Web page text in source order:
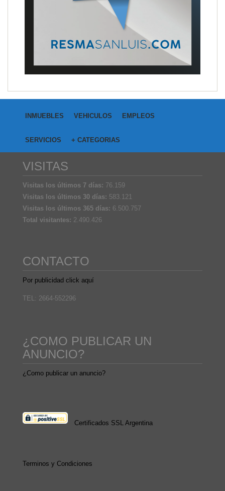
INMUEBLES VEHICULOS EMPLEOS
SERVICIOS + CATEGORIAS
VISITAS
Visitas los últimos 7 días: 76.159
Visitas los últimos 30 días: 583.121
Visitas los últimos 365 días: 6.500.757
Total visitantes: 2.490.426
CONTACTO
Por publicidad click aquí
TEL: 2664-552296
¿COMO PUBLICAR UN
ANUNCIO?
¿Como publicar un anuncio?
Certificados SSL Argentina
Terminos y Condiciones